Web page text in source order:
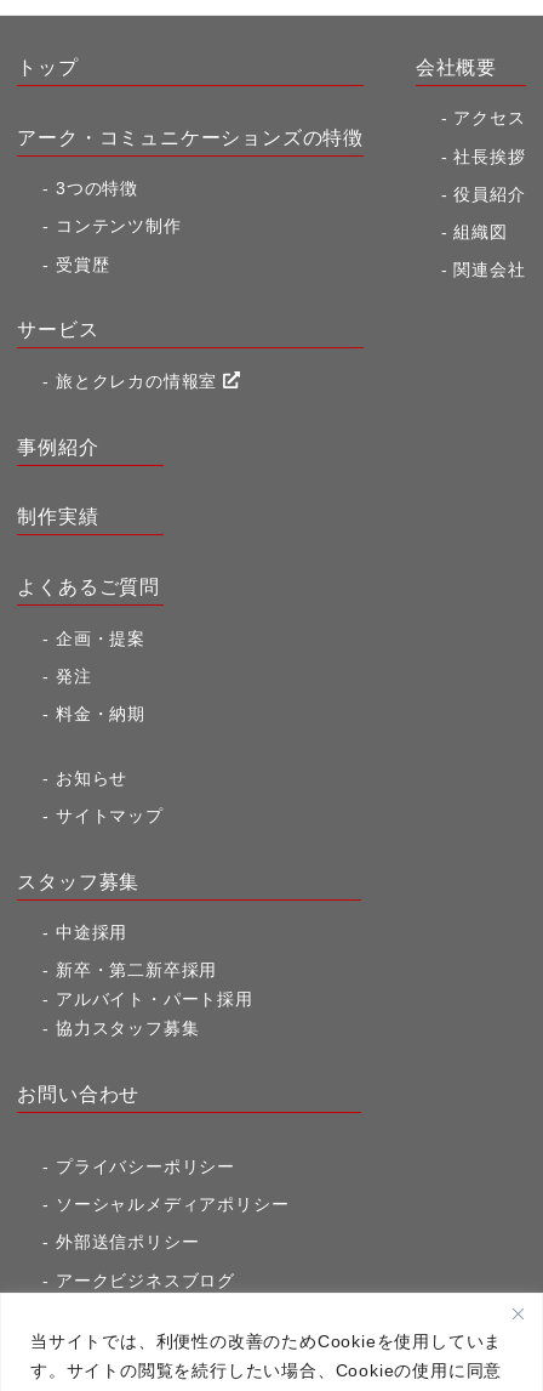
当サイトでは、利便性の改善のためCookieを使用していま
す。サイトの閲覧を続行したい場合、Cookieの使用に同意
トップ
アーク・コミュニケーションズの特徴
3つの特徴
コンテンツ制作
受賞歴
サービス
旅とクレカの情報室
会社概要
アクセス
社長挨拶
役員紹介
組織図
関連会社
事例紹介
制作実績
よくあるご質問
企画・提案
発注
料金・納期
お知らせ
サイトマップ
スタッフ募集
中途採用
新卒・第二新卒採用
アルバイト・パート採用
協力スタッフ募集
お問い合わせ
プライバシーポリシー
ソーシャルメディアポリシー
外部送信ポリシー
アークビジネスブログ